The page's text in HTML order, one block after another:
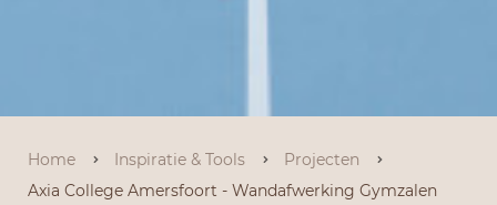
Home Inspiratie & Tools
Projecten
Axia College Amersfoort - Wandafwerking Gymzalen